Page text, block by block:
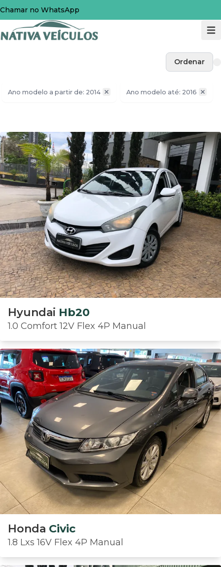
Chamar no WhatsApp
Ordenar
Ano modelo a partir de: 2014 Ano modelo até: 2016
Hyundai Hb20
1.0 Comfort 12V Flex 4P Manual
Honda Civic
1.8 Lxs 16V Flex 4P Manual